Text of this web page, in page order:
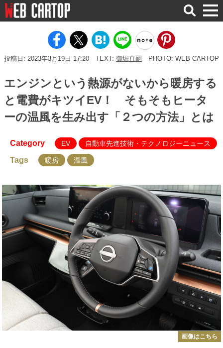
検
索
投稿日: 2023年3月19日 17:20 TEXT: 御堀直嗣 PHOTO: WEB CARTOP
エンジンという熱源がないから暖房する
と電費がキツイEV！ そもそもヒータ
ーの温風を生み出す「２つの方法」とは
Category EV 自動車先進技術・テクノロジーニュース
Tags 暖房 温風
画像はこちら